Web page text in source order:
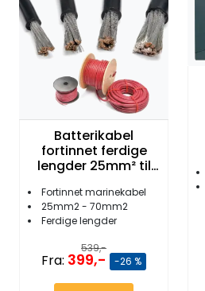
Batterikabel
fortinnet ferdige
lengder 25mm² til
Fortinnet marinekabel
25mm2 - 70mm2
Ferdige lengder
539,-
Fra: 399,- -26 %